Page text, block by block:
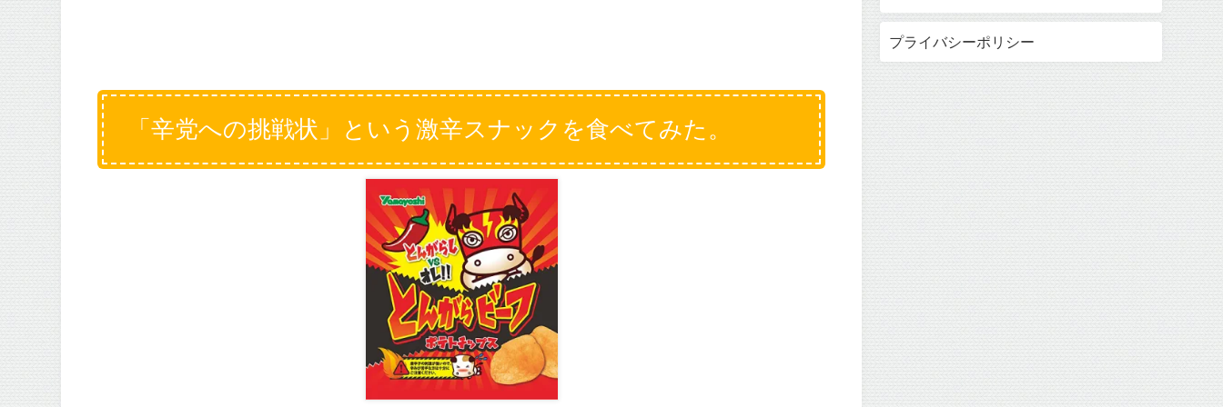
「辛党への挑戦状」という激辛スナックを食べてみた。
プライバシーポリシー